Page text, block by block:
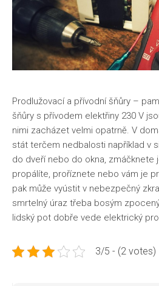
Prodlužovací a přívodní šňůry –
šňůry s přívodem elektřiny 230 V
nimi zacházet velmi opatrně. V
stát terčem nedbalosti například v
do dveří nebo do okna, zmáčknete
propálíte, proříznete nebo vám je
pak může vyústit v nebezpečný
smrtelný úraz třeba bosým
lidský pot dobře vede elektrický
3/5 - (2 votes)